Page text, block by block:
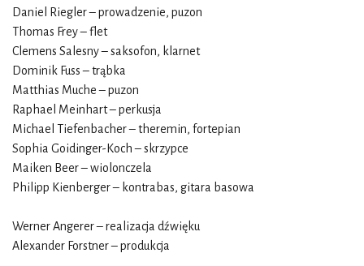
Daniel Riegler – prowadzenie, puzon
Thomas Frey – flet
Clemens Salesny – saksofon, klarnet
Dominik Fuss – trąbka
Matthias Muche – puzon
Raphael Meinhart – perkusja
Michael Tiefenbacher – theremin, fortepian
Sophia Goidinger-Koch – skrzypce
Maiken Beer – wiolonczela
Philipp Kienberger – kontrabas, gitara basowa
Werner Angerer– realizacja dźwięku
Alexander Forstner – produkcja